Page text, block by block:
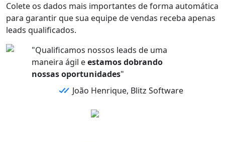
Colete os dados mais importantes de forma automática
para garantir que sua equipe de vendas receba apenas
leads qualificados.
"Qualificamos nossos leads de uma
maneira ágil eestamos dobrando
nossas oportunidades"
João Henrique, Blitz Software